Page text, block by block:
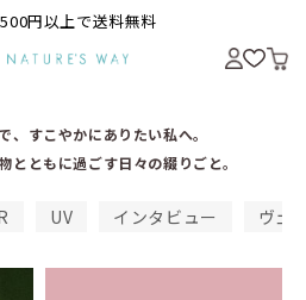
円以上で送料無料
、すこやかにありたい私へ。
とともに過ごす日々の綴りごと。
UV インタビュー ヴェ